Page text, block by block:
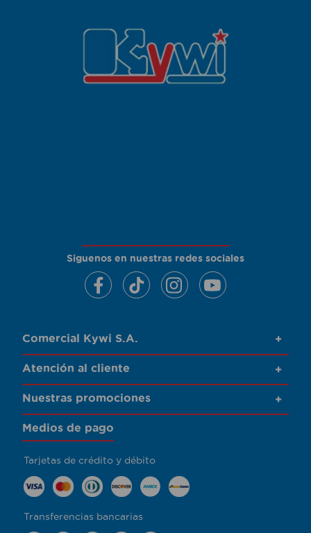
Siguenos en nuestras redes sociales
Comercial Kywi S.A. +
Atención al cliente +
Nuestras promociones +
Medios de pago
Tarjetas de crédito y débito
Transferencias bancarias